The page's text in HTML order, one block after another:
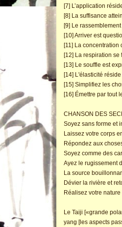
[7] L’application
[8] La suffisance
[9] Le
[10] Arriver est
[11] La concentration
[12] La respiration se
[13] Le souffle est
[14] L'élasticité
[15] Simplifiez les
[16] Émettre par tout
CHANSON DES
Soyez sans forme et
Laissez votre corps
Répondez aux
Soyez comme des
Ayez le rugissement
La source
Dévier la rivière et
Réalisez votre nature
Le Taiji [«grande
yang [les aspects